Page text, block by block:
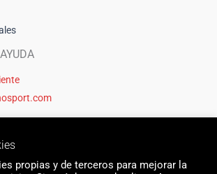
propias y de terceros para mejorar la